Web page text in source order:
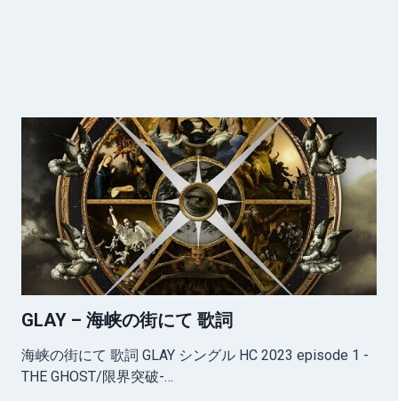
GLAY – 海峡の街にて 歌詞
海峡の街にて 歌詞 GLAY シングル HC 2023 episode 1 -
THE GHOST/限界突破-…